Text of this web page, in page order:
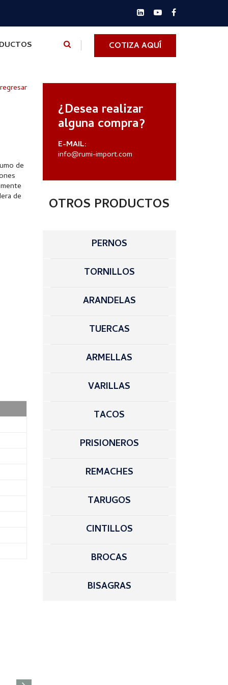
COTIZA AQUÍ
de
de
¿Desea realizar
alguna compra?
E-MAIL:
info@rumi-import.com
OTROS PRODUCTOS
PERNOS
TORNILLOS
ARANDELAS
TUERCAS
ARMELLAS
VARILLAS
TACOS
PRISIONEROS
REMACHES
TARUGOS
CINTILLOS
BROCAS
BISAGRAS